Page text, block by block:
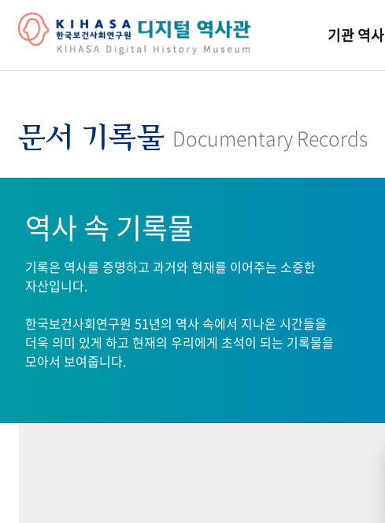
기관 역사
기관 변천사
문서 기록물 Documentary Records
역사 속 기록물
기록은 역사를 증명하고 과거와 현재를 이어주는 소중한
자산입니다.
한국보건사회연구원 51년의 역사 속에서 지나온 시간들을
더욱 의미 있게 하고 현재의 우리에게 초석이 되는 기록물을
모아서 보여줍니다.